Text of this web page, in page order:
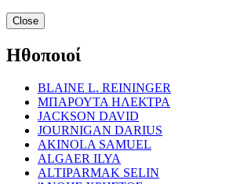
Close
Ηθοποιοί
BLAINE L. REININGER
ΜΠΑΡΟΥΤΑ ΗΛΕΚΤΡΑ
JACKSON DAVID
JOURNIGAN DARIUS
AKINOLA SAMUEL
ALGAER ILYA
ALTIPARMAK SELIN